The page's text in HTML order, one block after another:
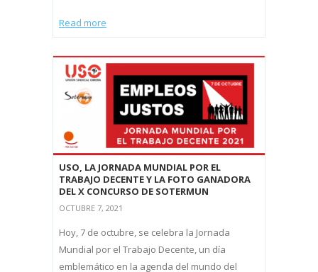
Read more
USO, LA JORNADA MUNDIAL POR EL
TRABAJO DECENTE Y LA FOTO GANADORA
DEL X CONCURSO DE SOTERMUN
OCTUBRE 7, 2021
Hoy, 7 de octubre, se celebra la Jornada
Mundial por el Trabajo Decente, un día
emblemático en la agenda del mundo del